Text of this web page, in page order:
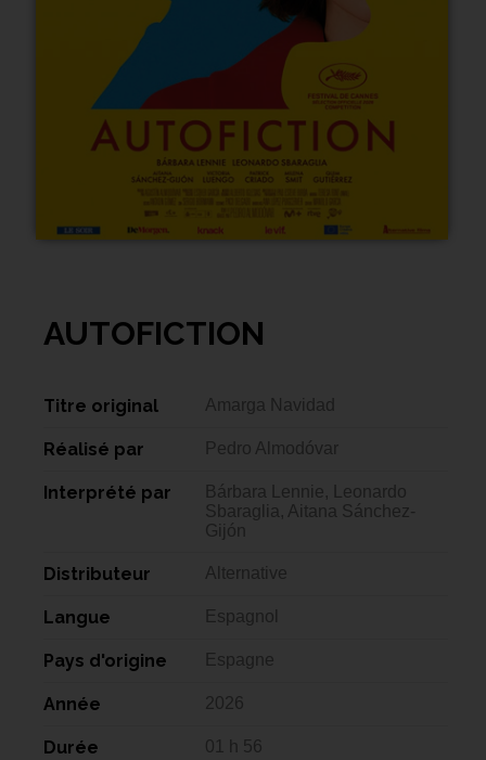
AUTOFICTION
Titre original Amarga Navidad
Réalisé par Pedro Almodóvar
Interprété par
Bárbara Lennie, Leonardo
Sbaraglia, Aitana Sánchez-
Gijón
Distributeur Alternative
Langue Espagnol
Pays d'origine Espagne
Année 2026
Durée 01 h 56